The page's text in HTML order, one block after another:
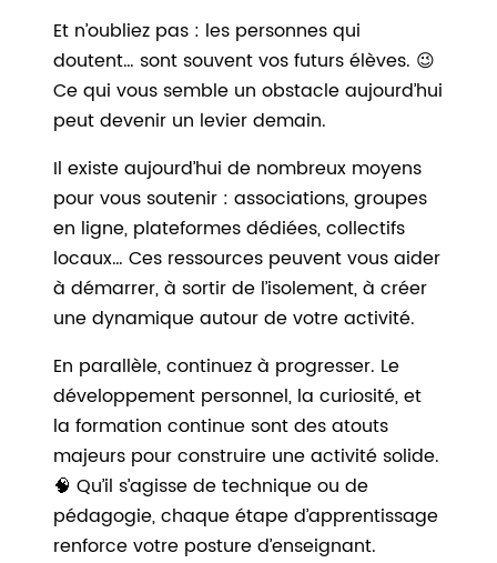
Et n’oubliez pas : les personnes qui
doutent… sont souvent vos futurs élèves. 😉
Ce qui vous semble un obstacle aujourd’hui
peut devenir un levier demain.
Il existe aujourd’hui de nombreux moyens
pour vous soutenir : associations, groupes
en ligne, plateformes dédiées, collectifs
locaux… Ces ressources peuvent vous aider
à démarrer, à sortir de l’isolement, à créer
une dynamique autour de votre activité.
En parallèle, continuez à progresser. Le
développement personnel, la curiosité, et
la formation continue sont des atouts
majeurs pour construire une activité solide.
🧠 Qu’il s’agisse de technique ou de
pédagogie, chaque étape d’apprentissage
renforce votre posture d’enseignant.